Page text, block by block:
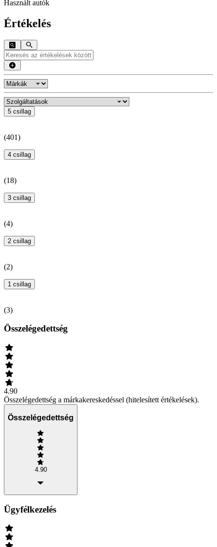
Használt autók
Értékelés
5 csillag
(401)
4 csillag
(18)
3 csillag
(4)
2 csillag
(2)
1 csillag
(3)
Összelégedettség
4.90
Összelégedettség a márkakereskedéssel (hitelesített értékelések).
Összelégedettség
4.90
Ügyfélkezelés